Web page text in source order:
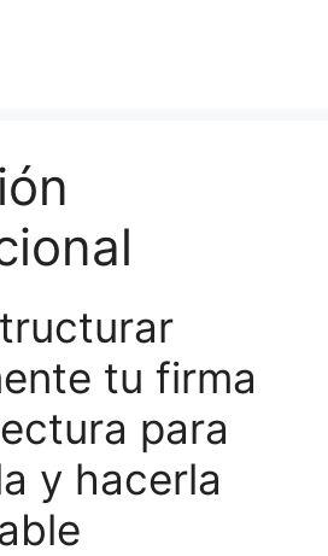
tu firma
para
y hacerla